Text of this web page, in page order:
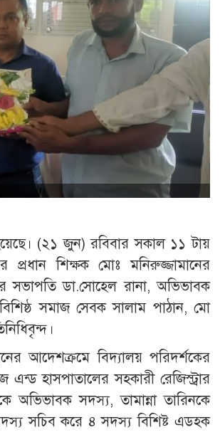
(২১ জুন) রবিবার সকাল ১১ টায়
শিক্ষক মোঃ মনিরুজ্জামানের
সভাপতি ডা.সোহেল রানা, অভিভাবক
সমাজ সেবক সালাম পাঠান, মো
আদেশক্রমে বিদ্যালয় পরিদর্শকের
হাসপাতালের সহকারী রেজিস্ট্রার
সদস্য, তামান্না তারিনকে
সচিব করে ৪ সদস্য বিশিষ্ট এডহক